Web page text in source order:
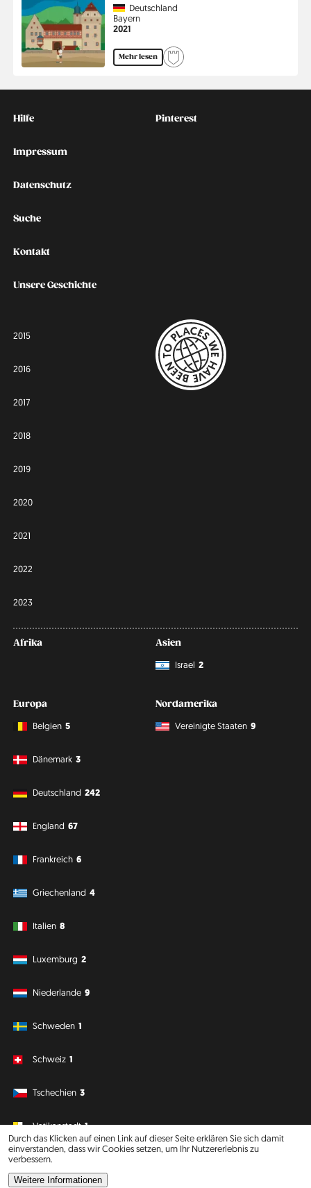
Durch das Klicken auf einen Link auf dieser Seite erklären Sie sich damit
einverstanden, dass wir Cookies setzen, um Ihr Nutzererlebnis zu
verbessern.
Weitere Informationen
CountryDeutschland
Region
Bayern
Jahr
2021
Mehr lesen
Kontakt
Hilfe
Impressum
Datenschutz
Suche
Kontakt
Unsere Geschichte
Social
Pinterest
2015
2016
2017
2018
2019
2020
2021
2022
2023
Afrika
Asien
Israel 2
Europa
Belgien 5
Dänemark 3
Deutschland 242
England 67
Frankreich 6
Griechenland 4
Italien 8
Luxemburg 2
Niederlande 9
Schweden 1
Schweiz 1
Tschechien 3
Vatikanstadt 1
Nordamerika
Vereinigte Staaten 9
Südamerika
Philipp J. Conrad ·